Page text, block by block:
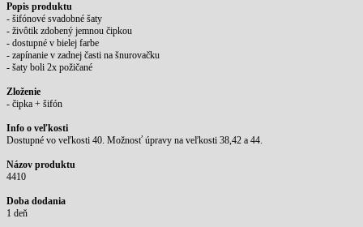
Popis produktu
- šifónové svadobné šaty
- živôtik zdobený jemnou čipkou
- dostupné v bielej farbe
- zapínanie v zadnej časti na šnurovačku
- šaty boli 2x požičané
Zloženie
- čipka + šifón
Info o veľkosti
Dostupné vo veľkosti 40. Možnosť úpravy na veľkosti 38,42 a 44.
Názov produktu
4410
Doba dodania
1 deň